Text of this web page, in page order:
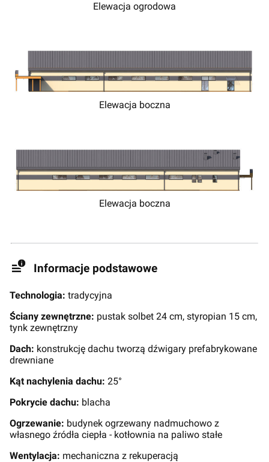
Elewacja ogrodowa
Elewacja boczna
Elewacja boczna
Informacje podstawowe
Technologia: tradycyjna
Ściany zewnętrzne: pustak solbet 24 cm, styropian 15 cm,
tynk zewnętrzny
Dach: konstrukcję dachu tworzą dźwigary prefabrykowane
drewniane
Kąt nachylenia dachu: 25°
Pokrycie dachu: blacha
Ogrzewanie: budynek ogrzewany nadmuchowo z
własnego źródła ciepła - kotłownia na paliwo stałe
Wentylacja: mechaniczna z rekuperacją